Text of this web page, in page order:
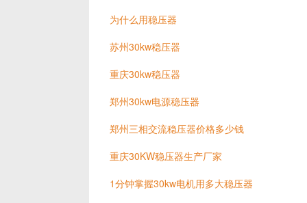
为什么用稳压器
苏州30kw稳压器
重庆30kw稳压器
郑州30kw电源稳压器
郑州三相交流稳压器价格多少钱
重庆30KW稳压器生产厂家
1分钟掌握30kw电机用多大稳压器